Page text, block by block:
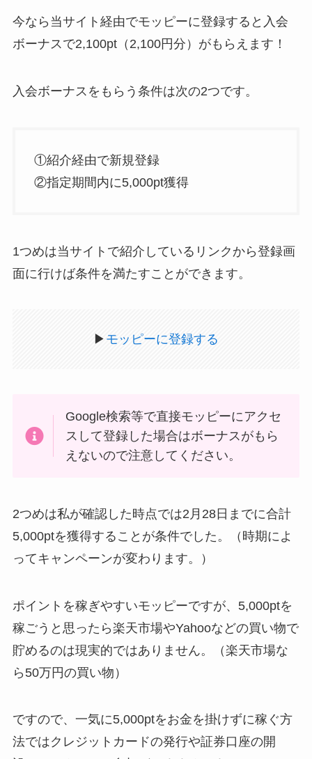
今なら当サイト経由でモッピーに登録すると入会
ボーナスで2,100pt（2,100円分）がもらえます！
入会ボーナスをもらう条件は次の2つです。
①紹介経由で新規登録
②指定期間内に5,000pt獲得
1つめは当サイトで紹介しているリンクから登録画
面に行けば条件を満たすことができます。
▶ モッピーに登録する
Google検索等で直接モッピーにアクセ
スして登録した場合はボーナスがもら
えないので注意してください。
2つめは私が確認した時点では2月28日までに合計
5,000ptを獲得することが条件でした。（時期によ
ってキャンペーンが変わります。）
ポイントを稼ぎやすいモッピーですが、5,000ptを
稼ごうと思ったら楽天市場やYahooなどの買い物で
貯めるのは現実的ではありません。（楽天市場な
ら50万円の買い物）
ですので、一気に5,000ptをお金を掛けずに稼ぐ方
法ではクレジットカードの発行や証券口座の開